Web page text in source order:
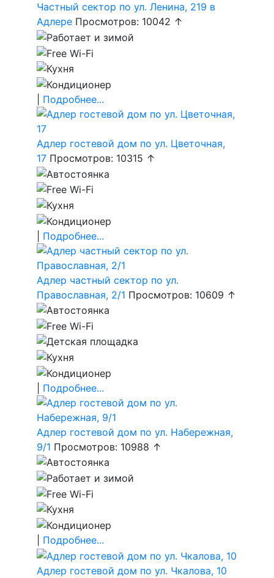
Частный сектор по ул. Ленина, 219 в
Адлере Просмотров: 10042 ↑
Подробнее...
Адлер гостевой дом по ул. Цветочная,
17 Просмотров: 10315 ↑
Подробнее...
Адлер частный сектор по ул.
Православная, 2/1 Просмотров: 10609 ↑
Подробнее...
Адлер гостевой дом по ул. Набережная,
9/1 Просмотров: 10988 ↑
Подробнее...
Адлер гостевой дом по ул. Чкалова, 10